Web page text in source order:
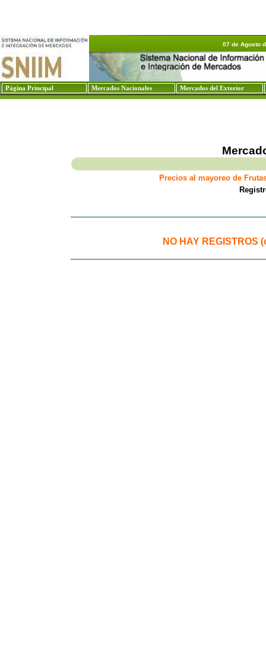
07 de Agosto
Página Principal Mercados Nacionales Mercados del Exterior